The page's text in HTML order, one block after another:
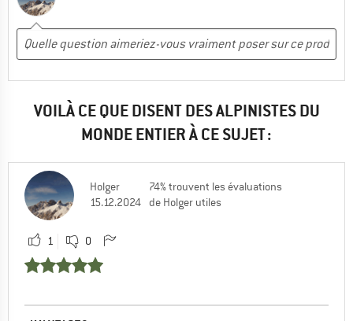
VOILÀ CE QUE DISENT DES ALPINISTES DU
MONDE ENTIER À CE SUJET :
Holger
15.12.2024
74% trouvent les évaluations
de Holger utiles
1 0